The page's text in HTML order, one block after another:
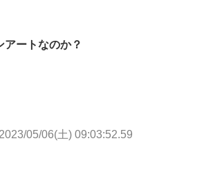
アートなのか？
2023/05/06(土) 09:03:52.59